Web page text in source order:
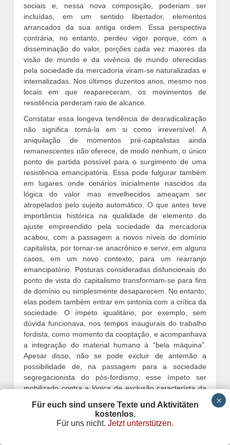
sociais e, nessa nova composição, poderiam ser
incluídas, em um sentido libertador, elementos
arrancados da sua antiga ordem. Essa perspectiva
contrária, no entanto, perdeu vigor porque, com a
disseminação do valor, porções cada vez maiores da
visão de mundo e da vivência de mundo oferecidas
pela sociedade da mercadoria viram-se naturalizadas e
internalizadas. Nos últimos duzentos anos, mesmo nos
locais em que reapareceram, os movimentos de
resistência perderam raio de alcance.
Constatar essa longeva tendência de desradicalização
não significa tomá-la em si como irreversível. A
aniquilação de momentos pré-capitalistas ainda
remanescentes não oferece, de modo nenhum, o único
ponto de partida possível para o surgimento de uma
resistência emancipatória. Essa pode fulgurar também
em lugares onde cenários inicialmente nascidos da
lógica do valor mas envelhecidos ameaçam ser
atropelados pelo sujeito automático. O que antes teve
importância histórica na qualidade de elemento do
ajuste empreendido pela sociedade da mercadoria
acabou, com a passagem a novos níveis do domínio
capitalista, por tornar-se anacrônico e servir, em alguns
casos, em um novo contexto, para um rearranjo
emancipatório. Posturas consideradas disfuncionais do
ponto de vista do capitalismo transformam-se para fins
de domínio ou simplesmente desaparecem. No entanto,
elas podem também entrar em sintonia com a crítica da
sociedade. O ímpeto igualitário, por exemplo, sem
dúvida funcionava, nos tempos inaugurais do trabalho
fordista, como momento da cooptação, e acompanhava
a integração do material humano à “bela máquina”.
Apesar disso, não se pode excluir de antemão a
possibilidade de, na passagem para a sociedade
segregacionista do pós-fordismo, esse ímpeto ser
mobilizado contra a lógica de exclusão característa da
diferente. O mesmo talvez se possa dizer sobre o
encanecido ideal de formação, há muito o paradigma
Für euch sind unsere Texte und Aktivitäten
kostenlos.
Für uns nicht. Jetzt unterstützen.